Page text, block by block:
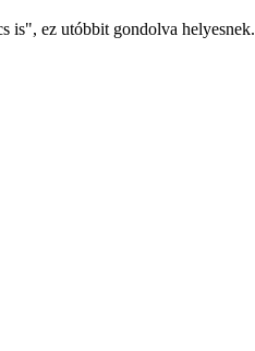
is", ez utóbbit gondolva helyesnek.